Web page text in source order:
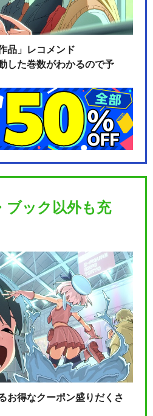
品」レコメンド
した巻数がわかるので予
ブック以外も充
お得なクーポン盛りだくさ